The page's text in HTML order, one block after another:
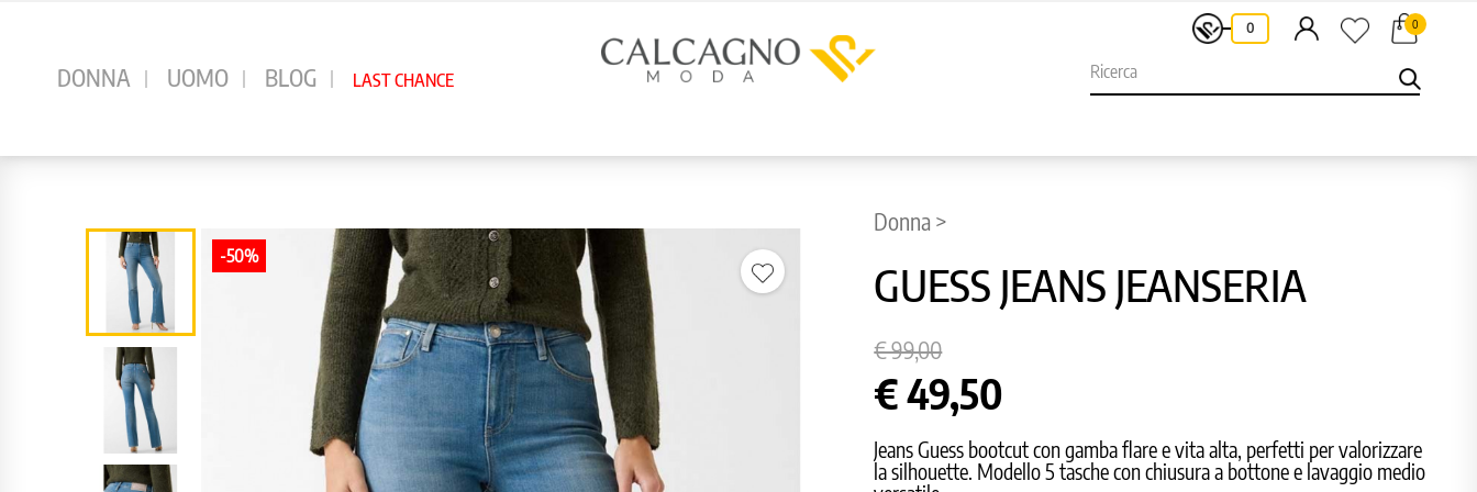
DONNA UOMO BLOG LAST CHANCE
- 0 0
-50%
Donna >
GUESS JEANS JEANSERIA
€ 99,00
€ 49,50
Jeans Guess bootcut con gamba flare e vita alta, perfetti per valorizzare
la silhouette. Modello 5 tasche con chiusura a bottone e lavaggio medio